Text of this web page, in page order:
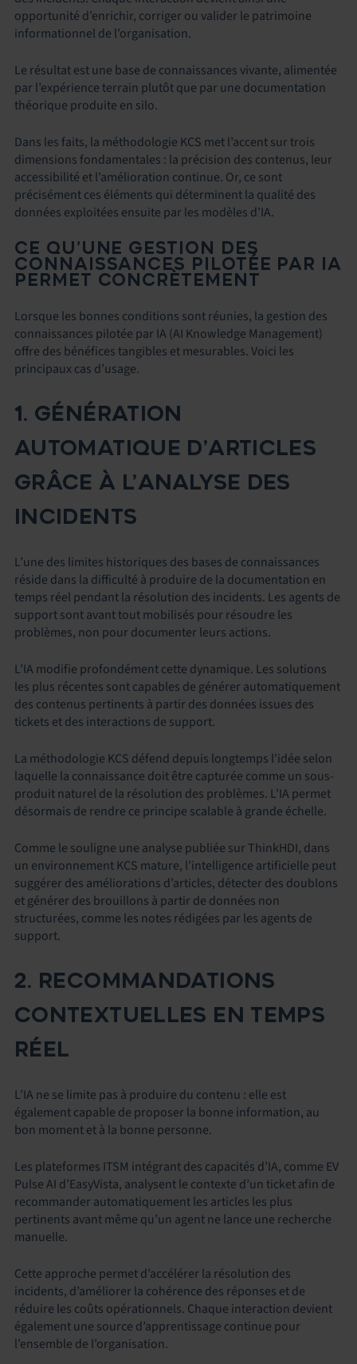
opportunité d’enrichir, corriger ou valider le patrimoine
informationnel de l’organisation.
Le résultat est une base de connaissances vivante, alimentée
par l’expérience terrain plutôt que par une documentation
théorique produite en silo.
Dans les faits, la méthodologie KCS met l’accent sur trois
dimensions fondamentales : la précision des contenus, leur
accessibilité et l’amélioration continue. Or, ce sont
précisément ces éléments qui déterminent la qualité des
données exploitées ensuite par les modèles d’IA.
CE QU’UNE GESTION DES
CONNAISSANCES PILOTÉE PAR IA
PERMET CONCRÈTEMENT
Lorsque les bonnes conditions sont réunies, la gestion des
connaissances pilotée par IA (AI Knowledge Management)
offre des bénéfices tangibles et mesurables. Voici les
principaux cas d’usage.
1. GÉNÉRATION
AUTOMATIQUE D’ARTICLES
GRÂCE À L’ANALYSE DES
INCIDENTS
L’une des limites historiques des bases de connaissances
réside dans la difficulté à produire de la documentation en
temps réel pendant la résolution des incidents. Les agents de
support sont avant tout mobilisés pour résoudre les
problèmes, non pour documenter leurs actions.
L’IA modifie profondément cette dynamique. Les solutions
les plus récentes sont capables de générer automatiquement
des contenus pertinents à partir des données issues des
tickets et des interactions de support.
La méthodologie KCS défend depuis longtemps l’idée selon
laquelle la connaissance doit être capturée comme un sous-
produit naturel de la résolution des problèmes. L’IA permet
désormais de rendre ce principe scalable à grande échelle.
Comme le souligne une analyse publiée sur ThinkHDI, dans
un environnement KCS mature, l’intelligence artificielle peut
suggérer des améliorations d’articles, détecter des doublons
et générer des brouillons à partir de données non
structurées, comme les notes rédigées par les agents de
support.
2. RECOMMANDATIONS
CONTEXTUELLES EN TEMPS
RÉEL
L’IA ne se limite pas à produire du contenu : elle est
également capable de proposer la bonne information, au
bon moment et à la bonne personne.
Les plateformes ITSM intégrant des capacités d’IA, comme EV
Pulse AI d’EasyVista, analysent le contexte d’un ticket afin de
recommander automatiquement les articles les plus
pertinents avant même qu’un agent ne lance une recherche
manuelle.
Cette approche permet d’accélérer la résolution des
incidents, d’améliorer la cohérence des réponses et de
réduire les coûts opérationnels. Chaque interaction devient
également une source d’apprentissage continue pour
l’ensemble de l’organisation.